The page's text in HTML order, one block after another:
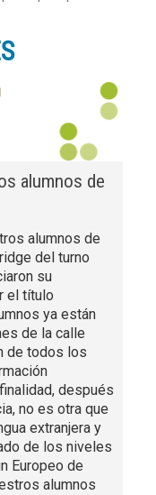
alumnos de
alumnos de
del turno
su
el título
ya están
de la calle
de todos los
después
no es otra que
extranjera y
de los niveles
Europeo de
alumnos